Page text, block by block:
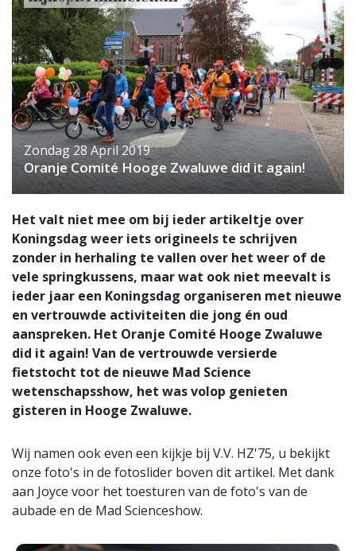
Zondag 28 April 2019
Oranje Comité Hooge Zwaluwe did it again!
Het valt niet mee om bij ieder artikeltje over
Koningsdag weer iets origineels te schrijven
zonder in herhaling te vallen over het weer of de
vele springkussens, maar wat ook niet meevalt is
ieder jaar een Koningsdag organiseren met nieuwe
en vertrouwde activiteiten die jong én oud
aanspreken. Het Oranje Comité Hooge Zwaluwe
did it again! Van de vertrouwde versierde
fietstocht tot de nieuwe Mad Science
wetenschapsshow, het was volop genieten
gisteren in Hooge Zwaluwe.
Wij namen ook even een kijkje bij V.V. HZ'75, u bekijkt
onze foto's in de fotoslider boven dit artikel. Met dank
aan Joyce voor het toesturen van de foto's van de
aubade en de Mad Scienceshow.